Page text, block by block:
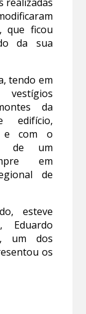
que ficou
da sua
tendo em
da
edifício,
e com o
de um
em
de
esteve
Eduardo
um dos
os